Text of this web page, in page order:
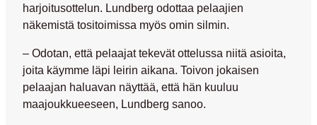
harjoitusottelun. Lundberg odottaa pelaajien
näkemistä tositoimissa myös omin silmin.
– Odotan, että pelaajat tekevät ottelussa niitä asioita,
joita käymme läpi leirin aikana. Toivon jokaisen
pelaajan haluavan näyttää, että hän kuuluu
maajoukkueeseen, Lundberg sanoo.